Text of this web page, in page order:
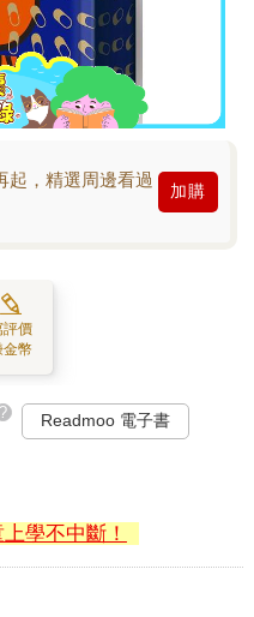
，精選周邊看過
加購
評價
金幣
? Readmoo 電子書
學不中斷！